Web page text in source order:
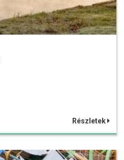
Részletek